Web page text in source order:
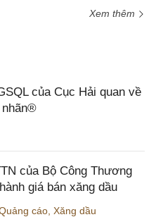
Xem thêm
của Cục Hải quan về
của Bộ Công Thương
giá bán xăng dầu
cáo Xăng dầu